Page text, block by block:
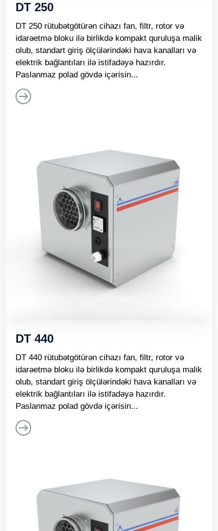
DT 250
DT 250 rütubətgötürən cihazı fan, filtr, rotor və
idarəetmə bloku ilə birlikdə kompakt quruluşa malik
olub, standart giriş ölçülərindəki hava kanalları və
elektrik bağlantıları ilə istifadəyə hazırdır.
Paslanmaz polad gövdə içərisin...
DT 440
DT 440 rütubətgötürən cihazı fan, filtr, rotor və
idarəetmə bloku ilə birlikdə kompakt quruluşa malik
olub, standart giriş ölçülərindəki hava kanalları və
elektrik bağlantıları ilə istifadəyə hazırdır.
Paslanmaz polad gövdə içərisin...